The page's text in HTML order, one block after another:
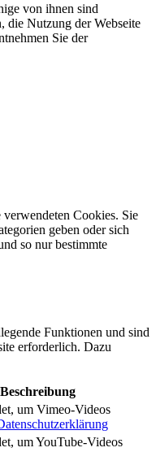
von ihnen sind
die Nutzung der Webseite
Sie der
Cookies. Sie
geben oder sich
so nur bestimmte
Funktionen und sind
erforderlich. Dazu
Beschreibung
um Vimeo-Videos
um YouTube-Videos